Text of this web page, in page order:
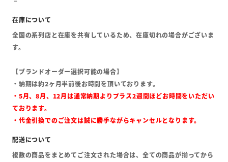
全国の系列店と在庫を共有しているため、在庫切れの場合がございま
す。
【ブランドオーダー選択可能の場合】
・納期は約2ヶ月半前後お時間を頂いております。
・5月、8月、12月は通常納期よりプラス2週間ほどお時間をいただい
ております。
・代金引換でのご注文は誠に勝手ながらキャンセルとなります。
複数の商品をまとめてご注文された場合は、全ての商品が揃ってから